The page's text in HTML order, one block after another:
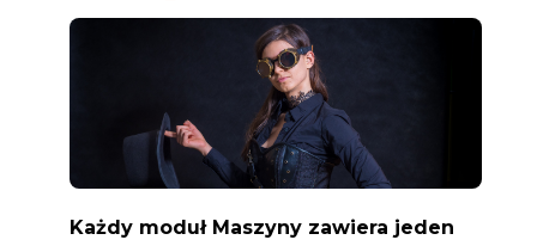
Każdy moduł Maszyny zawiera jeden